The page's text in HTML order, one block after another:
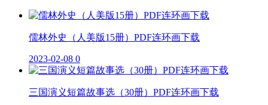
儒林外史（人美版15册）PDF连环画下载
2023-02-08 0
三国演义短篇故事选（30册）PDF连环画下载